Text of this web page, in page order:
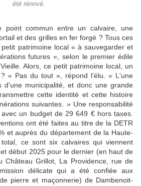
été rénové.
point commun entre un calvaire, une
et des grilles en fer forgé ? Tous ces
patrimoine local « à sau­vegarder et
futures », selon le premier édile
Alors, ce petit pa­trimoine local, un
« Pas du tout », ré­pond l'élu. « L'une
d'une municipalité, et donc une grande
cette identité et cette histoire
suivantes. » Une responsabilité
un budget de 29 649 € hors taxes.
ont été faites au titre de la DETR
et auprès du département de la Haute-
ce sont six calvaires qui viennent
début 2025 pour le der­nier (en haut de
Château Grillot, La Pro­vidence, rue de
délicate qui a été confiée aux
pierre et maçonnerie) de Dambenoit-